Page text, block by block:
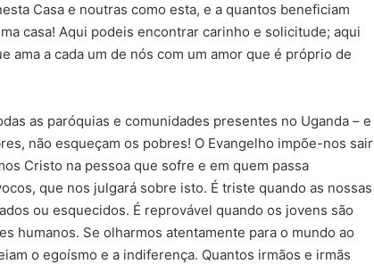
Casa e noutras como esta, e a quantos beneficiam
casa! Aqui podeis encontrar carinho e solicitude; aqui
ama a cada um de nós com um amor que é próprio de
as paróquias e comunidades presentes no Uganda – e
não esqueçam os pobres! O Evangelho impõe-nos sair
Cristo na pessoa que sofre e em quem passa
que nos julgará sobre isto. É triste quando as nossas
ou esquecidos. É reprovável quando os jovens são
humanos. Se olharmos atentamente para o mundo ao
o egoísmo e a indiferença. Quantos irmãos e irmãs